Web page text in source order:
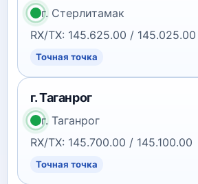
г. Стерлитамак
RX/TX: 145.625.00 / 145.025.00
Точная точка
г. Таганрог
г. Таганрог
RX/TX: 145.700.00 / 145.100.00
Точная точка